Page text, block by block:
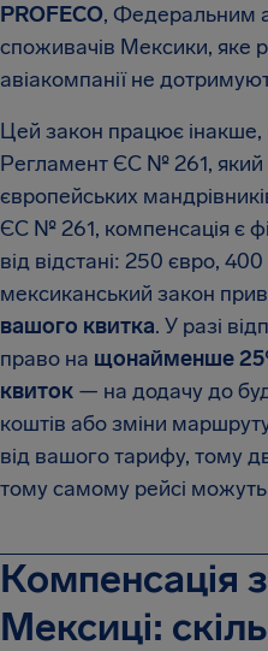
PROFECO, Федеральним
споживачів Мексики, яке
авіакомпанії не
Цей закон працює
Регламент ЄС № 261, який
європейських
ЄС № 261, компенсація є
від відстані: 250 євро,
мексиканський закон
вашого квитка. У разі
право на щонайменше
квиток — на додачу до
коштів або зміни
від вашого тарифу, тому
тому самому рейсі можуть
Компенсація
Мексиці: